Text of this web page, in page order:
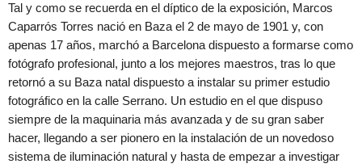
Tal y como se recuerda en el díptico de la exposición, Marcos
Caparrós Torres nació en Baza el 2 de mayo de 1901 y, con
apenas 17 años, marchó a Barcelona dispuesto a formarse como
fotógrafo profesional, junto a los mejores maestros, tras lo que
retornó a su Baza natal dispuesto a instalar su primer estudio
fotográfico en la calle Serrano. Un estudio en el que dispuso
siempre de la maquinaria más avanzada y de su gran saber
hacer, llegando a ser pionero en la instalación de un novedoso
sistema de iluminación natural y hasta de empezar a investigar